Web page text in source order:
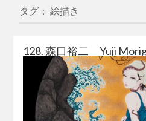
タグ： 絵描き
128. 森口裕二 Yuji